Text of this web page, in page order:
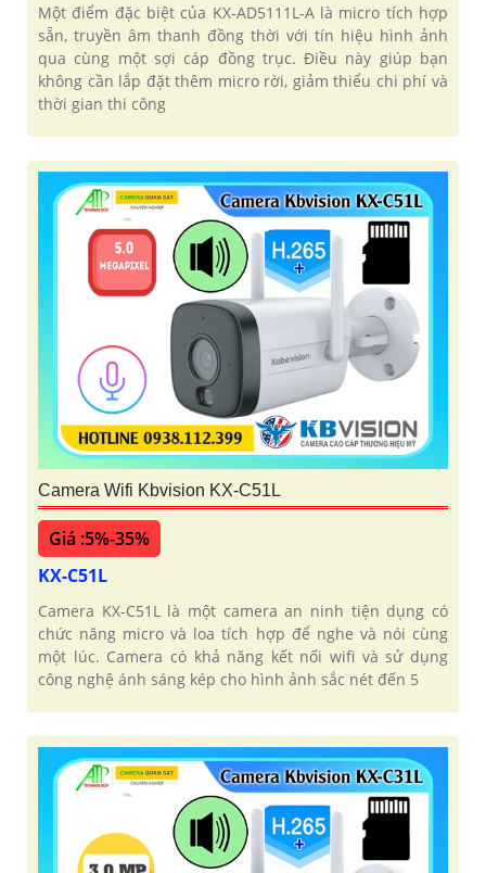
Một điểm đặc biệt của KX‑AD5111L‑A là micro tích hợp
sẵn, truyền âm thanh đồng thời với tín hiệu hình ảnh
qua cùng một sợi cáp đồng trục. Điều này giúp bạn
không cần lắp đặt thêm micro rời, giảm thiểu chi phí và
thời gian thi công
Camera Wifi Kbvision KX-C51L
Giá :5%-35%
KX-C51L
Camera KX-C51L là một camera an ninh tiện dụng có
chức năng micro và loa tích hợp để nghe và nói cùng
một lúc. Camera có khả năng kết nối wifi và sử dụng
công nghệ ánh sáng kép cho hình ảnh sắc nét đến 5